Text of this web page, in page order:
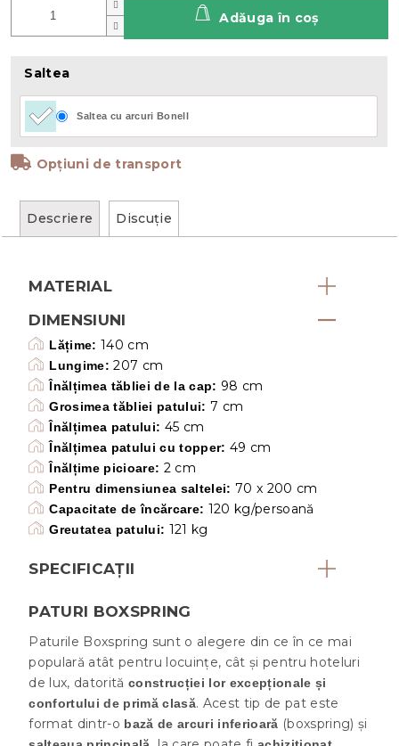
Saltea
Saltea cu arcuri Bonell
Opțiuni de transport
Adăuga în coş
Descriere Discuţie
MATERIAL
DIMENSIUNI
Lățime: 140 cm
Lungime: 207 cm
Înălțimea tăbliei de la cap: 98 cm
Grosimea tăbliei patului: 7 cm
Înălțimea patului: 45 cm
Înălțimea patului cu topper: 49 cm
Înălțime picioare: 2 cm
Pentru dimensiunea saltelei: 70 x 200 cm
Capacitate de încărcare: 120 kg/persoană
Greutatea patului: 121 kg
SPECIFICAȚII
PATURI BOXSPRING
Paturile Boxspring sunt o alegere din ce în ce mai
populară atât pentru locuințe, cât și pentru hoteluri
de lux, datorită construcției lor excepționale și
confortului de primă clasă. Acest tip de pat este
format dintr-o bază de arcuri inferioară (boxspring) și